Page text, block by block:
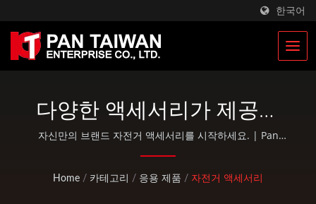
한국어
다양한 액세서리가 제공되
어, 자신만의 자전거를 맞춤
설정할 수 있습니다. | 맞춤
자신만의 브랜드 자전거 액세서리를 시작하세요. | Pan
Taiwan은 플라스틱 사출 서비스, 다이 주조, 단조, CNC 가
OEM / ODM 서비스를 제공합니다.
Home / 카테고리 / 응용 제품 / 자전거 액세서리